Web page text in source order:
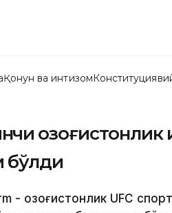
Қонун ва интизом
қозоғистонлик
бўлди
- Қозоғистонлик UFC